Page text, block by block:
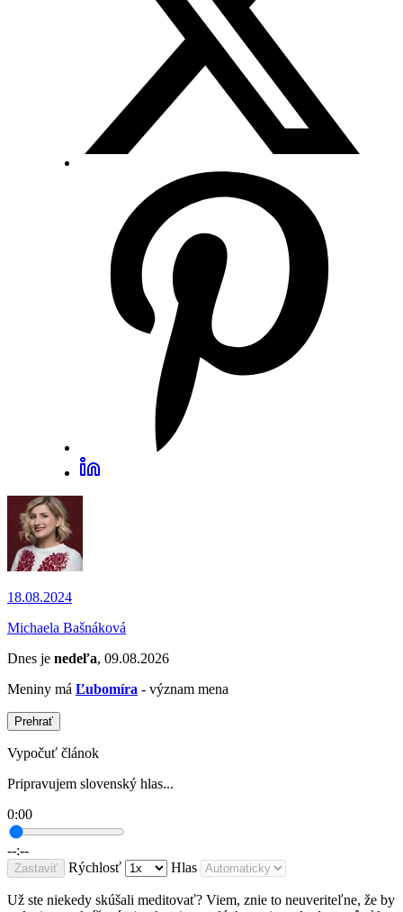
18.08.2024
Michaela Bašnáková
Dnes je nedeľa, 09.08.2026
Meniny má Ľubomíra - význam mena
Prehrať
Vypočuť článok
Pripravujem slovenský hlas...
0:00
--:--
Zastaviť Rýchlosť Hlas
Už ste niekedy skúšali meditovať? Viem, znie to neuveriteľne, že by